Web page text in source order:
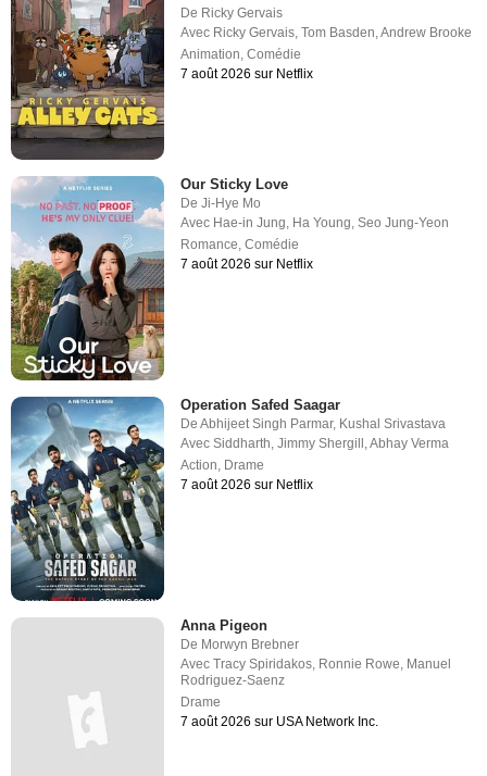
De Ricky Gervais
Avec Ricky Gervais,Tom Basden,Andrew Brooke
Animation,Comédie
7 août 2026 sur Netflix
Our Sticky Love
DeJi-Hye Mo
Avec Hae-in Jung Ha Young ,Seo Jung-Yeon
Romance ,Comédie
7 août 2026 sur Netflix
Operation Safed Saagar
DeAbhijeet Singh Parmar, Kushal Srivastava
AvecSiddharth,Jimmy Shergill ,Abhay Verma
Action, Drame
7 août 2026 sur Netflix
Anna Pigeon
De Morwyn Brebner
AvecTracy Spiridakos, Ronnie Rowe, Manuel
Rodriguez-Saenz
Drame
7 août 2026 sur USA Network Inc.